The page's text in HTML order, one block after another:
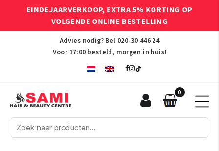
EINDEJAARVERKOOP, EXTRA 5% KORTING OP
VOLGENDE ONLINE BESTELLING
Advies nodig? Bel 020-30 446 24
Voor 17:00 besteld, morgen in huis!
Afro
Hair
0